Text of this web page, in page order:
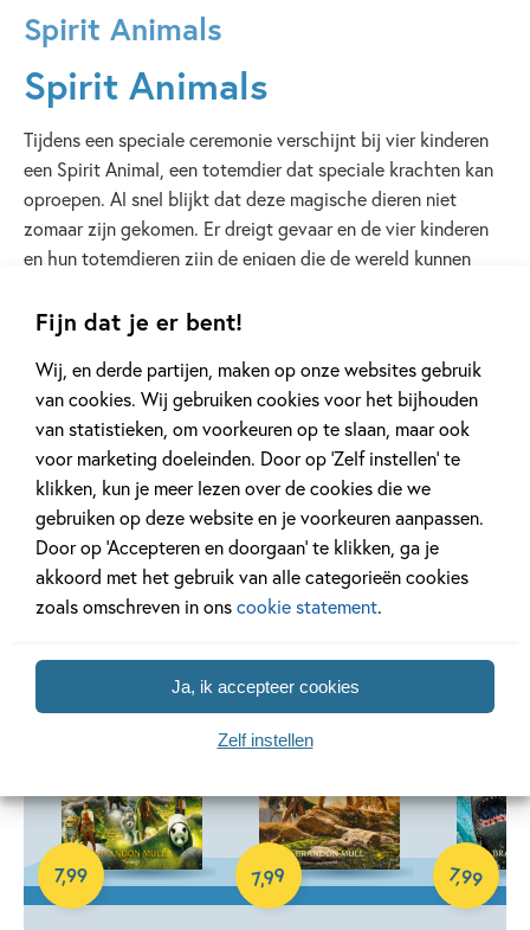
Fijn dat je er bent!
Wij, en derde partijen, maken op onze websites gebruik
van cookies. Wij gebruiken cookies voor het bijhouden
van statistieken, om voorkeuren op te slaan, maar ook
voor marketing doeleinden. Door op ‘Zelf instellen’ te
klikken, kun je meer lezen over de cookies die we
gebruiken op deze website en je voorkeuren aanpassen.
Door op ‘Accepteren en doorgaan’ te klikken, ga je
akkoord met het gebruik van alle categorieën cookies
zoals omschreven in onscookie statement.
Ja, ik accepteer cookies
Zelf instellen
Spirit Animals
Spirit Animals
Tijdens een speciale ceremonie verschijnt bij vier kinderen
een Spirit Animal, een totemdier dat speciale krachten kan
oproepen. Al snel blijkt dat deze magische dieren niet
zomaar zijn gekomen. Er dreigt gevaar en de vier kinderen
en hun totemdieren zijn de enigen die de wereld kunnen
Lees verder
Andere boeken uit de serie 'Spirit
Animals'
7,99
E-book
7,99
E-book
7,99
E-book